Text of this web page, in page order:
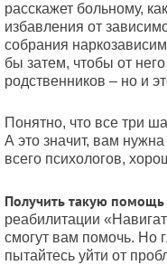
расскажет больному,
избавления от
собрания
бы затем, чтобы от
родственников – но и
Понятно, что все три
А это значит, вам
всего психологов,
Получить такую помощь
реабилитации
смогут вам помочь. Но
пытайтесь уйти от